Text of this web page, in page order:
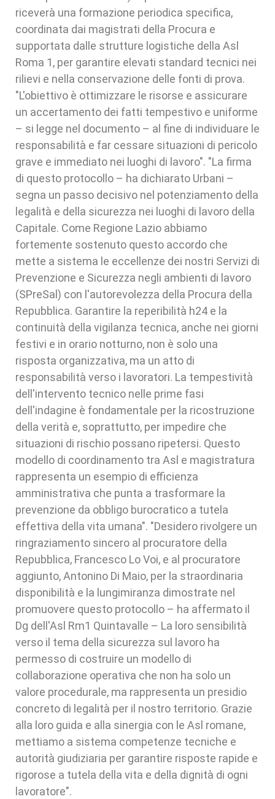
riceverà una formazione periodica specifica,
coordinata dai magistrati della Procura e
supportata dalle strutture logistiche della Asl
Roma 1, per garantire elevati standard tecnici nei
rilievi e nella conservazione delle fonti di prova.
"L'obiettivo è ottimizzare le risorse e assicurare
un accertamento dei fatti tempestivo e uniforme
– si legge nel documento – al fine di individuare le
responsabilità e far cessare situazioni di pericolo
grave e immediato nei luoghi di lavoro". "La firma
di questo protocollo – ha dichiarato Urbani –
segna un passo decisivo nel potenziamento della
legalità e della sicurezza nei luoghi di lavoro della
Capitale. Come Regione Lazio abbiamo
fortemente sostenuto questo accordo che
mette a sistema le eccellenze dei nostri Servizi di
Prevenzione e Sicurezza negli ambienti di lavoro
(SPreSal) con l'autorevolezza della Procura della
Repubblica. Garantire la reperibilità h24 e la
continuità della vigilanza tecnica, anche nei giorni
festivi e in orario notturno, non è solo una
risposta organizzativa, ma un atto di
responsabilità verso i lavoratori. La tempestività
dell'intervento tecnico nelle prime fasi
dell'indagine è fondamentale per la ricostruzione
della verità e, soprattutto, per impedire che
situazioni di rischio possano ripetersi. Questo
modello di coordinamento tra Asl e magistratura
rappresenta un esempio di efficienza
amministrativa che punta a trasformare la
prevenzione da obbligo burocratico a tutela
effettiva della vita umana". "Desidero rivolgere un
ringraziamento sincero al procuratore della
Repubblica, Francesco Lo Voi, e al procuratore
aggiunto, Antonino Di Maio, per la straordinaria
disponibilità e la lungimiranza dimostrate nel
promuovere questo protocollo – ha affermato il
Dg dell'Asl Rm1 Quintavalle – La loro sensibilità
verso il tema della sicurezza sul lavoro ha
permesso di costruire un modello di
collaborazione operativa che non ha solo un
valore procedurale, ma rappresenta un presidio
concreto di legalità per il nostro territorio. Grazie
alla loro guida e alla sinergia con le Asl romane,
mettiamo a sistema competenze tecniche e
autorità giudiziaria per garantire risposte rapide e
rigorose a tutela della vita e della dignità di ogni
lavoratore".